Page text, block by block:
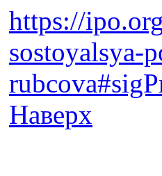
https://
sostoyalsya-
Наверх